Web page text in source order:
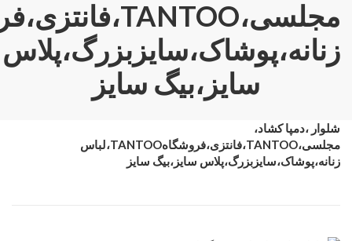
زنانه،پوشاک،سایزبزرگ،پلاس
سایز،بیگ سایز
شلوار ،دمپا کشاد،
مجلسی،TANTOO،فانتزی،فروشگاهTANTOO،لباس
زنانه،پوشاک،سایزبزرگ،پلاس سایز،بیگ سایز